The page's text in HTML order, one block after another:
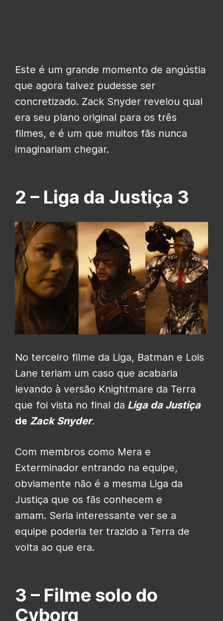
Este é um grande momento de angústia
que agora talvez pudesse ser
concretizado. Zack Snyder revelou qual
era seu plano original para os três
filmes, e é um que muitos fãs nunca
imaginariam chegar.
2 – Liga da Justiça 3
No terceiro filme da Liga, Batman e Lois
Lane teriam um caso que acabaria
levando à versão Knightmare da Terra
que foi vista no final da Liga da Justiça
de Zack Snyder.
Com membros como Mera e
Exterminador entrando na equipe,
obviamente não é a mesma Liga da
Justiça que os fãs conhecem e
amam. Seria interessante ver se a
equipe poderia ter trazido a Terra de
volta ao que era.
3 – Filme solo do
Cyborg